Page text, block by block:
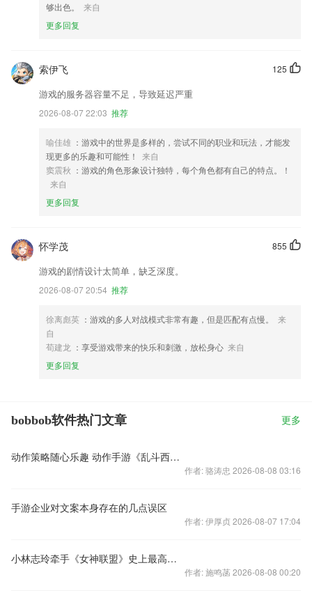
够出色。
来自
更多回复
125
索伊飞
游戏的服务器容量不足，导致延迟严重
2026-08-07 22:03 推荐
喻佳雄 ：游戏中的世界是多样的，尝试不同的职业和玩法，才能发
现更多的乐趣和可能性！
来自
窦震秋 ：游戏的角色形象设计独特，每个角色都有自己的特点。！
来自
更多回复
855
怀学茂
游戏的剧情设计太简单，缺乏深度。
2026-08-07 20:54 推荐
徐离彪英 ：游戏的多人对战模式非常有趣，但是匹配有点慢。
来
自
荀建龙 ：享受游戏带来的快乐和刺激，放松身心 来自
更多回复
bobbob软件热门文章 更多
动作策略随心乐趣 动作手游《乱斗西游》评测视频
作者: 骆涛忠 2026-08-08 03:16
手游企业对文案本身存在的几点误区
作者: 伊厚贞 2026-08-07 17:04
小林志玲牵手《女神联盟》史上最高发布会
作者: 施鸣菡 2026-08-08 00:20